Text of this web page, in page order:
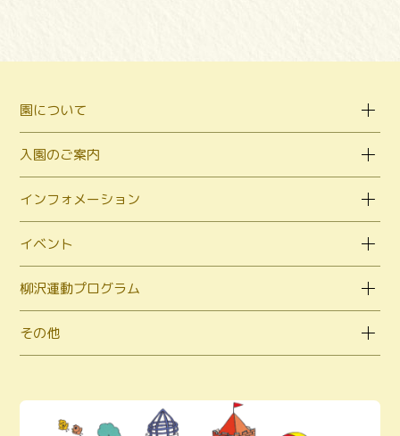
園について
入園のご案内
インフォメーション
イベント
柳沢運動プログラム
その他